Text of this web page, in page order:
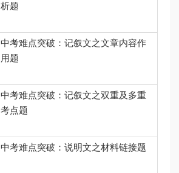
析题
中考难点突破：记叙文之文章内容作
用题
中考难点突破：记叙文之双重及多重
考点题
中考难点突破：说明文之材料链接题